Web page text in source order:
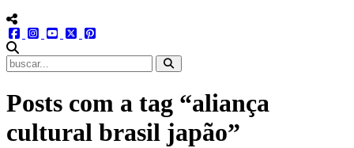
menu redes social
facebookinstagram
youtube
twitter
Posts com a tag “aliança
cultural brasil japão”